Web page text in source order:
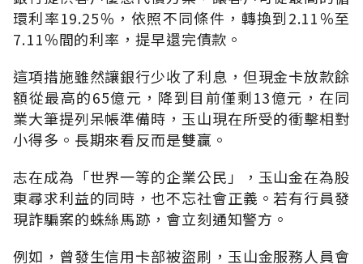
環利率19.25％，依照不同條件，轉換到2.11％至
7.11％間的利率，提早還完債款。
這項措施雖然讓銀行少收了利息，但現金卡放款餘
額從最高的65億元，降到目前僅剩13億元，在同
業大筆提列呆帳準備時，玉山現在所受的衝擊相對
小得多。長期來看反而是雙贏。
志在成為「世界一等的企業公民」，玉山金在為股
東尋求利益的同時，也不忘社會正義。若有行員發
現詐騙案的蛛絲馬跡，會立刻通知警方。
例如，曾發生信用卡部被盜刷，玉山金服務人員會